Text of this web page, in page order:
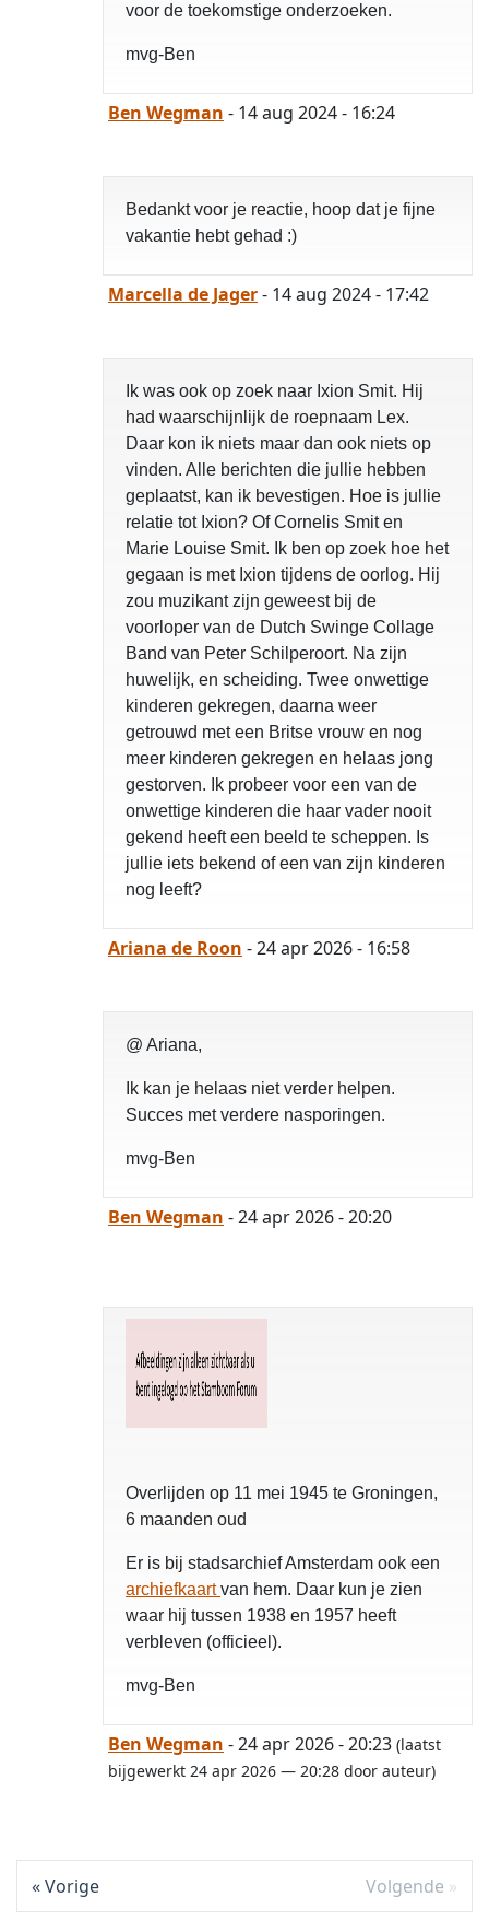
voor de toekomstige onderzoeken.
mvg-Ben
Ben Wegman - 14 aug 2024 - 16:24
Bedankt voor je reactie, hoop dat je fijne
vakantie hebt gehad :)
Marcella de Jager- 14 aug 2024 - 17:42
Ik was ook op zoek naar Ixion Smit. Hij
had waarschijnlijk de roepnaam Lex.
Daar kon ik niets maar dan ook niets op
vinden. Alle berichten die jullie hebben
geplaatst, kan ik bevestigen. Hoe is jullie
relatie tot Ixion? Of Cornelis Smit en
Marie Louise Smit. Ik ben op zoek hoe het
gegaan is met Ixion tijdens de oorlog. Hij
zou muzikant zijn geweest bij de
voorloper van de Dutch Swinge Collage
Band van Peter Schilperoort. Na zijn
huwelijk, en scheiding. Twee onwettige
kinderen gekregen, daarna weer
getrouwd met een Britse vrouw en nog
meer kinderen gekregen en helaas jong
gestorven. Ik probeer voor een van de
onwettige kinderen die haar vader nooit
gekend heeft een beeld te scheppen. Is
jullie iets bekend of een van zijn kinderen
nog leeft?
Ariana de Roon - 24 apr 2026 - 16:58
@ Ariana,
Ik kan je helaas niet verder helpen.
Succes met verdere nasporingen.
mvg-Ben
Ben Wegman - 24 apr 2026 - 20:20
Overlijden op 11 mei 1945 te Groningen,
6 maanden oud
Er is bij stadsarchief Amsterdam ook een
archiefkaartvan hem. Daar kun je zien
waar hij tussen 1938 en 1957 heeft
verbleven (officieel).
mvg-Ben
Ben Wegman - 24 apr 2026 - 20:23 (laatst
bijgewerkt 24 apr 2026 — 20:28 door auteur)
Vorige Volgende